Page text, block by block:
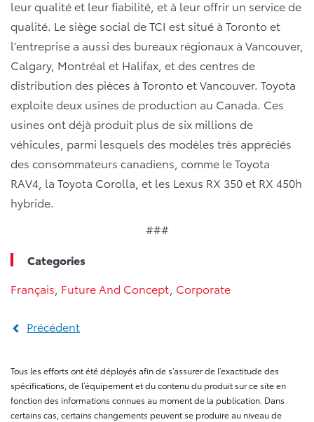
leur qualité et leur fiabilité, et à leur offrir un service de
qualité. Le siège social de TCI est situé à Toronto et
l’entreprise a aussi des bureaux régionaux à Vancouver,
Calgary, Montréal et Halifax, et des centres de
distribution des pièces à Toronto et Vancouver. Toyota
exploite deux usines de production au Canada. Ces
usines ont déjà produit plus de six millions de
véhicules, parmi lesquels des modèles très appréciés
des consommateurs canadiens, comme le Toyota
RAV4, la Toyota Corolla, et les Lexus RX 350 et RX 450h
hybride.
###
Categories
Français Future And Concept Corporate
Précédent
Tous les efforts ont été déployés afin de s’assurer de l’exactitude des
spécifications, de l’équipement et du contenu du produit sur ce site en
fonction des informations connues au moment de la publication. Dans
certains cas, certains changements peuvent se produire au niveau de